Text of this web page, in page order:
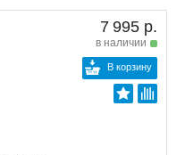
7 995 р.
в наличии
В корзину